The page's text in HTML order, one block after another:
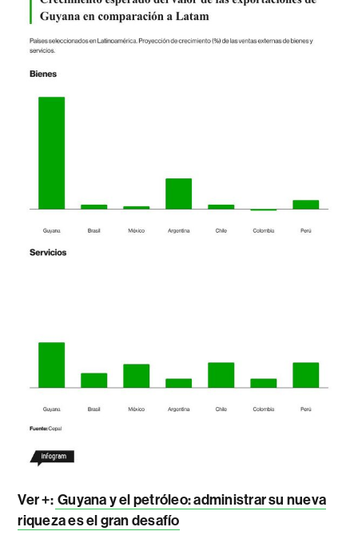
Ver +: Guyana y el petróleo: administrar su nueva
riqueza es el gran desafío